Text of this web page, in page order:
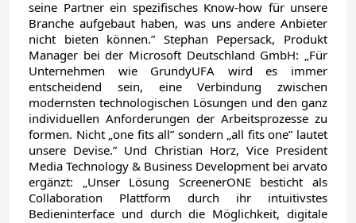
seine Partner ein spezifisches Know-how für unsere
Branche aufgebaut haben, was uns andere Anbieter
nicht bieten können.” Stephan Pepersack, Produkt
Manager bei der Microsoft Deutschland GmbH: „Für
Unternehmen wie GrundyUFA wird es immer
entscheidend sein, eine Verbindung zwischen
modernsten technologischen Lösungen und den ganz
individuellen Anforderungen der Arbeitsprozesse zu
formen. Nicht „one fits all” sondern „all fits one” lautet
unsere Devise.” Und Christian Horz, Vice President
Media Technology & Business Development bei arvato
ergänzt: „Unser Lösung ScreenerONE besticht als
Collaboration Plattform durch ihr intuitivstes
Bedieninterface und durch die Möglichkeit, digitale